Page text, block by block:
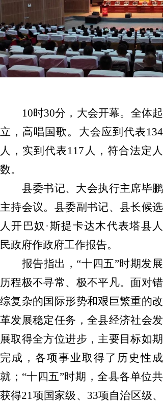
10时30分，大会开幕。全体起
立，高唱国歌。大会应到代表134
人，实到代表117 人 ，符合法定人
数。
县委书记、大会执行主席毕鹏
主持会议。县委副书记、县长候选
人开巴奴 ·斯提卡达木代表塔县人
民政府作政府工作报告。
报告指出， “十四五”时期发展
历程极不寻常、极不平凡。面对错
综复杂的国际形势和艰巨繁重的改
革发展稳定任务，全县经济社会发
展取得全方位进步，主要目标如期
完成，各项事业取得了历史性成
就；“十四五”时期，全县各单位共
获得21项国家级、 33项自治区级、